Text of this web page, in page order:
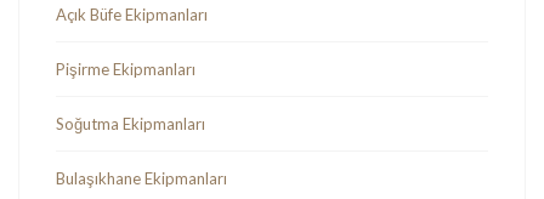
Açık Büfe Ekipmanları
Pişirme Ekipmanları
Soğutma Ekipmanları
Bulaşıkhane Ekipmanları